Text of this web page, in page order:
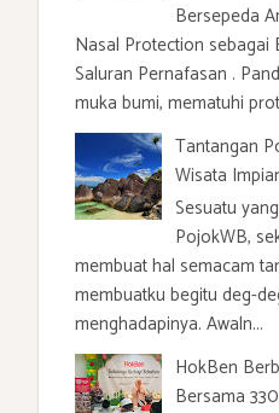
Bersepeda
Nasal Protection sebagai
Saluran Pernafasan .
muka bumi, mematuhi
Tantangan
Wisata
Sesuatu
PojokWB,
membuat hal semacam
membuatku begitu deg-
menghadapinya. Awaln...
HokBen
Bersama